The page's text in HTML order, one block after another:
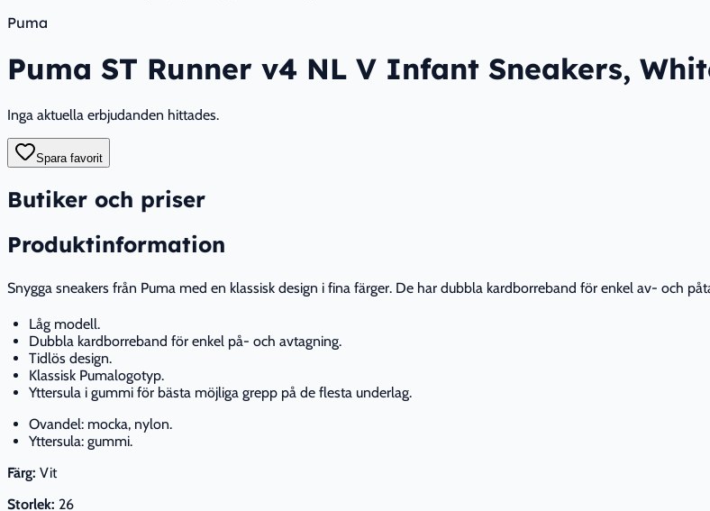
Puma
Puma ST Runner v4 NL V Infant Sneakers,
Inga aktuella erbjudanden hittades.
Spara favorit
Butiker och priser
Produktinformation
Snygga sneakers från Puma med en klassisk design i fina färger. De har dubbla kardborreband för enkel av- och
Låg modell.
Dubbla kardborreband för enkel på- och avtagning.
Tidlös design.
Klassisk Pumalogotyp.
Yttersula i gummi för bästa möjliga grepp på de flesta underlag.
Ovandel: mocka, nylon.
Yttersula: gummi.
Färg: Vit
Storlek: 26